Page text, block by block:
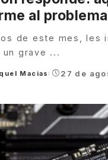
al
de este mes, les
grave ...
Macias 27 de